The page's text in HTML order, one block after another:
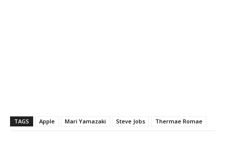
TAGS Apple Mari Yamazaki Steve Jobs Thermae Romae